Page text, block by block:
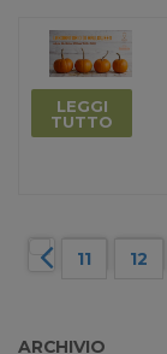
LEGGI
TUTTO
11 12
ARCHIVIO